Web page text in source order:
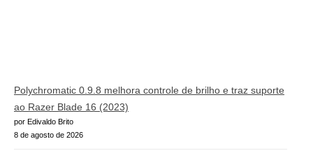
Polychromatic 0.9.8 melhora controle de brilho e traz suporte
ao Razer Blade 16 (2023)
por Edivaldo Brito
8 de agosto de 2026